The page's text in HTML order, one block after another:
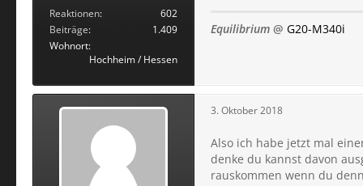
Reaktionen
602
Beiträge
1.409
Wohnort
Hochheim / Hessen
Equilibrium @ G20-M340i
3. Oktober 2018
Also ich habe jetzt mal
denke du kannst davon
rauskommen wenn du